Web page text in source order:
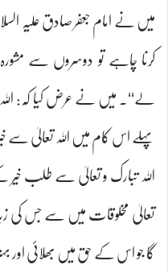
میں نے امام جعفر صادق علیہ
کرنا چاہے تو دوسروں سے
لے‘‘۔ میں نے عرض کیا کہ:
پہلے اس کام میں اللہ تعالیٰ
اللہ تبارک و تعالیٰ سے طلب
تعالیٰ مخلوقات میں سے جس
گا جو اس کے حق میں بھلائی اور